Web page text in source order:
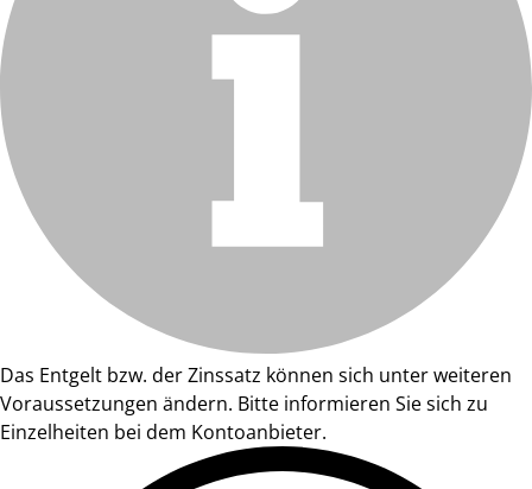
Das Entgelt bzw. der Zinssatz können sich unter weiteren
Voraussetzungen ändern. Bitte informieren Sie sich zu
Einzelheiten bei dem Kontoanbieter.